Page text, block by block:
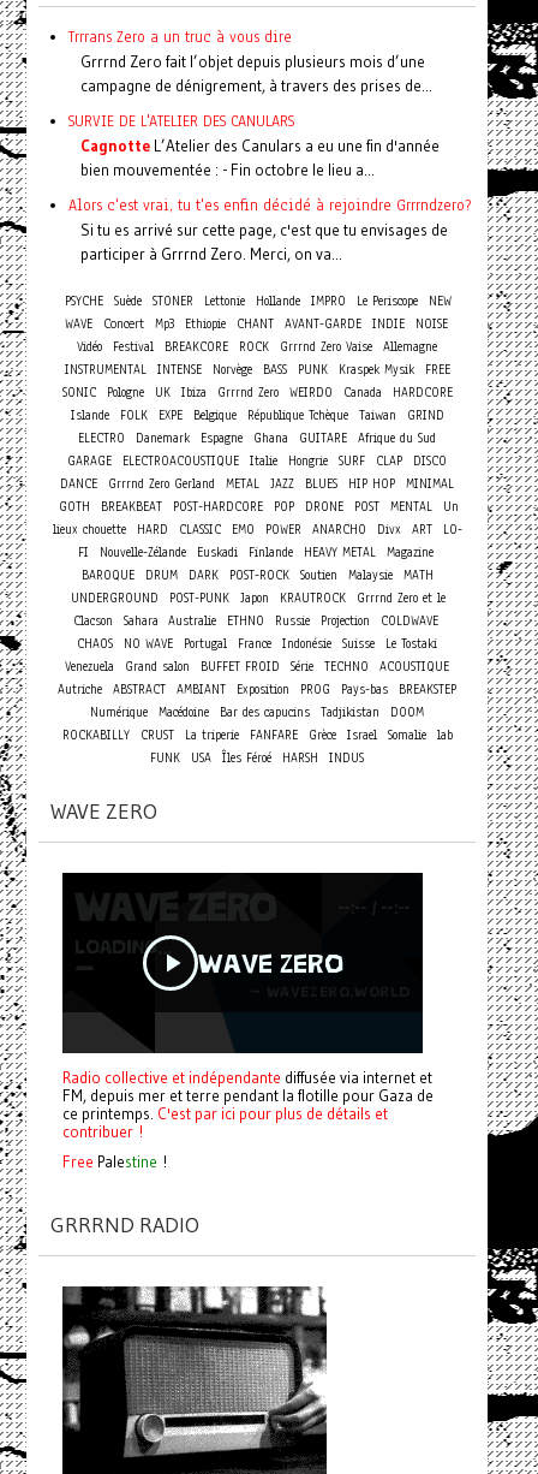
Trrrans Zero a un truc à vous dire
Grrrnd Zero fait l’objet depuis plusieurs mois d’une
campagne de dénigrement, à travers des prises de...
SURVIE DE L'ATELIER DES CANULARS
CagnotteL’Atelier des Canulars a eu une fin d'année
bien mouvementée : - Fin octobre le lieu a...
Alors c'est vrai, tu t'es enfin décidé à rejoindre Grrrndzero?
Si tu es arrivé sur cette page, c'est que tu envisages de
participer à Grrrnd Zero. Merci, on va...
PSYCHE Suède STONER Lettonie Hollande IMPRO Le Periscope
NEW
WAVE
Concert Mp3 Ethiopie CHANT AVANT-GARDE INDIE
NOISE
Vidéo
Festival BREAKCORE ROCK Grrrnd Zero Vaise Allemagne
INSTRUMENTAL
INTENSE Norvège BASS PUNK Kraspek Mysik
FREE
SONIC
Pologne UK Ibiza Grrrnd Zero WEIRDO Canada
HARDCORE
Islande
FOLK EXPE Belgique République Tchèque Taiwan
GRIND
ELECTRO
Danemark Espagne Ghana GUITARE Afrique du Sud
GARAGE
ELECTROACOUSTIQUE Italie Hongrie SURF CLAP
DISCO
DANCE
Grrrnd Zero Gerland METAL JAZZ BLUES HIP HOP MINIMAL
GOTH
BREAKBEAT POST-HARDCORE POP DRONE POST MENTAL
Un
lieux chouette
HARD CLASSIC EMO POWER ANARCHO Divx ART
LO-
FI
Nouvelle-Zélande Euskadi Finlande HEAVY METAL Magazine
BAROQUE
DRUM DARK POST-ROCK Soutien Malaysie
MATH
UNDERGROUND
POST-PUNK Japon KRAUTROCK
Grrrnd Zero et le
Clacson
Sahara Australie ETHNO Russie Projection
COLDWAVE
CHAOS
NO WAVE Portugal France Indonésie Suisse
Le Tostaki
Venezuela
Grand salon BUFFET FROID Série TECHNO
ACOUSTIQUE
Autriche ABSTRACT AMBIANT Exposition PROG Pays-bas
BREAKSTEP
Numérique Macédoine Bar des capucins Tadjikistan
DOOM
ROCKABILLY
CRUST La triperie FANFARE Grèce Israel Somalie
lab
FUNK
USA Îles Féroé HARSH INDUS
WAVE ZERO
Radio collective et indépendante diffusée via internet et
FM, depuis mer et terre pendant la flotille pour Gaza de
ce printemps. C'est par ici pour plus de détails et
contribuer !
Free Palestine !
GRRRND RADIO